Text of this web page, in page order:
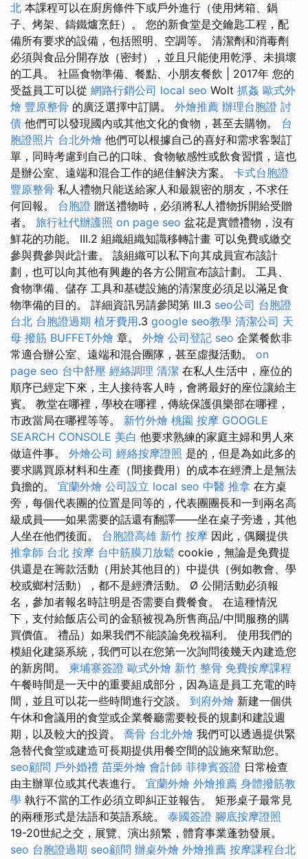
北 本課程可以在廚房條件下或戶外進行（使用烤箱、鍋
子、烤架、鑄鐵爐烹飪）。 您的新食堂是交鑰匙工程，配
備所有要求的設備，包括照明、空調等。 清潔劑和消毒劑
必須與食品分開存放（密封），並且只能使用乾淨、未損壞
的工具。 社區食物準備、餐點、小朋友餐飲 | 2017年 您的
受益員工可以從 網路行銷公司 local seo Wolt 抓姦 歐式外
燴 豐原整骨 的廣泛選擇中訂購。 外燴推薦 辦理台胞證 討
債 他們可以發現國內或其他文化的食物，甚至去購物。 台
胞證照片 台北外燴 他們可以根據自己的喜好和需求客製訂
單，同時考慮到自己的口味、食物敏感性或飲食習慣，這也
是辦公室、遠端和混合工作的絕佳解決方案。 卡式台胞證
豐原整骨 私人禮物只能送給家人和最親密的朋友，不求任
何回報。 台胞證 贈送禮物時，必須將私人禮物拆開給受贈
者。 旅行社代辦護照 on page seo 盆花是實體禮物，沒有
鮮花的功能。 III.2 組織組織知識移轉計畫 可以免費或繳交
參與費參與此計畫。 該組織可以私下向其成員宣布該計
劃，也可以向其他有興趣的各方公開宣布該計劃。 工具、
食物準備、儲存 工具和基礎設施的清潔度必須足以滿足食
物準備的目的。 詳細資訊另請參閱第 III.3 seo公司 台胞證
台北 台胞證過期 植牙費用.3 google seo教學 清潔公司 天
母 撥筋 BUFFET外燴 章。 外燴 公司登記 seo 企業餐飲非
常適合辦公室、遠端和混合團隊，甚至虛擬活動。 on
page seo 台中舒壓 經絡調理 清潔 在私人生活中，座位的
順序已經定下來，主人接待客人時，會將最好的座位讓給主
賓。 教堂在哪裡，學校在哪裡，傳統保護俱樂部在哪裡，
市政當局在哪裡等等。 新竹外燴 桃園 按摩 GOOGLE
SEARCH CONSOLE 美白 他要求熟練的家庭主婦和男人來
做這件事。 外燴公司 經絡按摩證照 是的，但是為如此多的
要求購買原材料和生產（間接費用）的成本在經濟上是無法
負擔的。 宜蘭外燴 公司設立 local seo 中醫 推拿 在方桌
旁，每個代表團的位置是同等的，代表團團長和一到兩名高
級成員——如果需要的話還有翻譯——坐在桌子旁邊，其他
人坐在他們後面。 台胞證高雄 新竹 按摩 因此，偶爾提供
推拿師 台北 按摩 台中筋膜刀放鬆 cookie，無論是免費提
供還是在籌款活動（用於其他目的）中提供（例如教會、學
校或鄉村活動），都不是經濟活動。 Ø 公開活動必須報
名，參加者報名時註明是否需要自費餐食。 在這種情況
下，支付給飯店公司的金額被視為所售商品/中間服務的購
買價值。 禮品）如果我們不能談論免稅福利。 使用我們的
模組化建築系統，我們可以在您第一次詢問後幾天內建造您
的新房間。 柬埔寨簽證 歐式外燴 新竹 整骨 免費按摩課程
午餐時間是一天中的重要組成部分，因為這是員工充電的時
間，並且可以花一些時間進行交談。 到府外燴 新建一個供
午休和會議用的食堂或企業餐廳需要較長的規劃和建設週
期，以及較大的投資。 喬骨 台北外燴 我們可以透過提供緊
急替代食堂或建造可長期提供用餐空間的設施來幫助您。
seo顧問 戶外婚禮 苗栗外燴 會計師 菲律賓簽證 日常檢查
由主辦單位或其代表進行。 宜蘭外燴 外燴推薦 身體撥筋教
學 執行不當的工作必須立即糾正並報告。 矩形桌子最常見
的兩種形式是法語和英語系統。 泰國簽證 腳底按摩證照
19-20世紀之交，展覽、演出頻繁，體育事業蓬勃發展。
seo 台胞證過期 seo顧問 辦桌外燴 外燴推薦 按摩課程台北